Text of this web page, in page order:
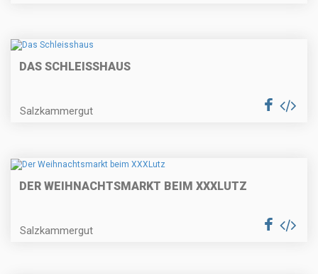
DAS SCHLEISSHAUS
Salzkammergut
DER WEIHNACHTSMARKT BEIM XXXLUTZ
Salzkammergut